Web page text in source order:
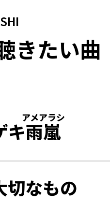
きたい曲
キ雨嵐
アメアラシ
切なもの